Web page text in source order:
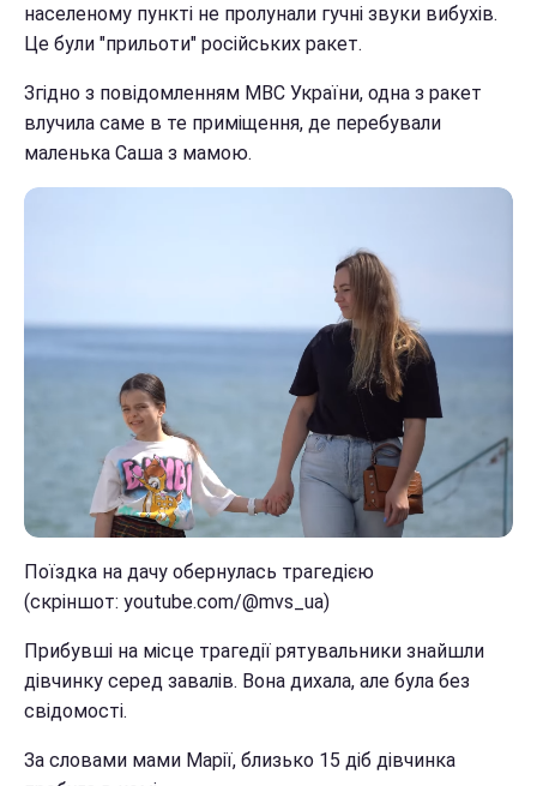
населеному пункті не пролунали гучні звуки вибухів.
Це були "прильоти" російських ракет.
Згідно з повідомленням МВС України, одна з ракет
влучила саме в те приміщення, де перебували
маленька Саша з мамою.
Поїздка на дачу обернулась трагедією
(скріншот: youtube.com/@mvs_ua)
Прибувші на місце трагедії рятувальники знайшли
дівчинку серед завалів. Вона дихала, але була без
свідомості.
За словами мами Марії, близько 15 діб дівчинка